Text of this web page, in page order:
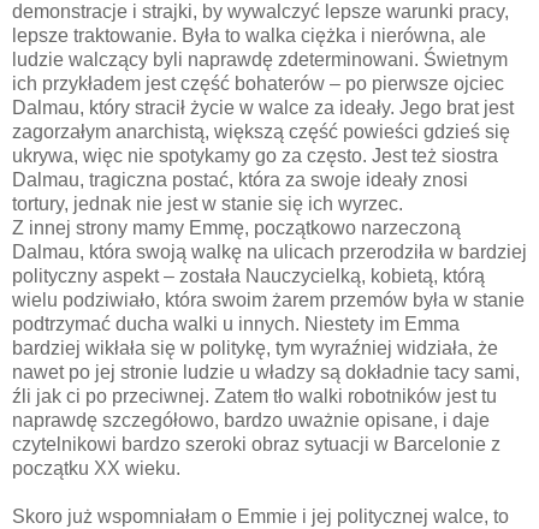
demonstracje i strajki, by wywalczyć lepsze warunki pracy,
lepsze traktowanie. Była to walka ciężka i nierówna, ale
ludzie walczący byli naprawdę zdeterminowani. Świetnym
ich przykładem jest część bohaterów – po pierwsze ojciec
Dalmau, który stracił życie w walce za ideały. Jego brat jest
zagorzałym anarchistą, większą część powieści gdzieś się
ukrywa, więc nie spotykamy go za często. Jest też siostra
Dalmau, tragiczna postać, która za swoje ideały znosi
tortury, jednak nie jest w stanie się ich wyrzec.
Z innej strony mamy Emmę, początkowo narzeczoną
Dalmau, która swoją walkę na ulicach przerodziła w bardziej
polityczny aspekt – została Nauczycielką, kobietą, którą
wielu podziwiało, która swoim żarem przemów była w stanie
podtrzymać ducha walki u innych. Niestety im Emma
bardziej wikłała się w politykę, tym wyraźniej widziała, że
nawet po jej stronie ludzie u władzy są dokładnie tacy sami,
źli jak ci po przeciwnej. Zatem tło walki robotników jest tu
naprawdę szczegółowo, bardzo uważnie opisane, i daje
czytelnikowi bardzo szeroki obraz sytuacji w Barcelonie z
początku XX wieku.
Skoro już wspomniałam o Emmie i jej politycznej walce, to